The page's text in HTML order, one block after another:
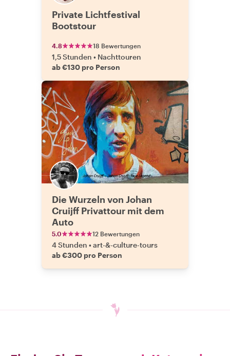
Private Lichtfestival
Bootstour
4.8 18 Bewertungen
1,5 Stunden • Nachttouren
ab €130 pro Person
Die Wurzeln von Johan
Cruijff Privattour mit dem
Auto
5.0 12 Bewertungen
4 Stunden •art-&-culture-tours
ab €300 pro Person